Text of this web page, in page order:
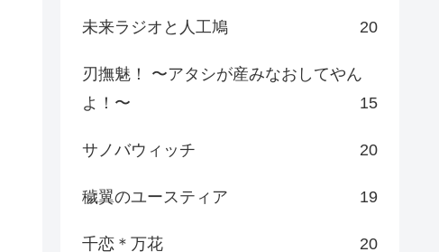
未来ラジオと人工鳩 20
刃撫魅！ 〜アタシが産みなおしてやん
よ！〜
15
サノバウィッチ 20
穢翼のユースティア 19
千恋＊万花 20